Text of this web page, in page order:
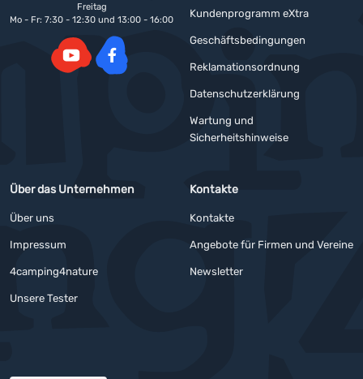
Kundenprogramm eXtra
Geschäftsbedingungen
Reklamationsordnung
Datenschutzerklärung
Wartung und
Sicherheitshinweise
Über das Unternehmen
Über uns
Impressum
4camping4nature
Unsere Tester
Kontakte
Kontakte
Angebote für Firmen und Vereine
Newsletter
Freitag
Mo - Fr: 7:30 - 12:30 und 13:00 - 16:00
Auszeichnungen